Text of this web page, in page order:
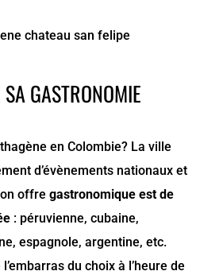
GASTRONOMIE
en Colombie? La ville
d’évènements nationaux et
offre gastronomique est de
: péruvienne, cubaine,
espagnole, argentine, etc.
du choix à l’heure de